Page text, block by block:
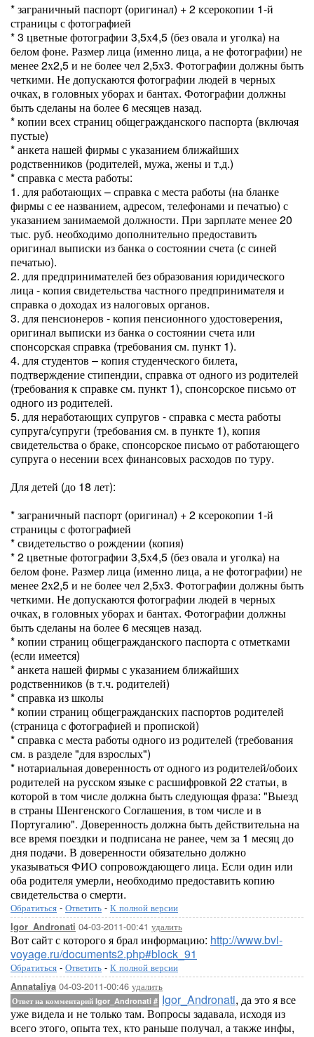
* заграничный паспорт (оригинал) + 2 ксерокопии 1-й
страницы с фотографией
* 3 цветные фотографии 3,5х4,5 (без овала и уголка) на
белом фоне. Размер лица (именно лица, а не фотографии) не
менее 2х2,5 и не более чел 2,5х3. Фотографии должны быть
четкими. Не допускаются фотографии людей в черных
очках, в головных уборах и бантах. Фотографии должны
быть сделаны на более 6 месяцев назад.
* копии всех страниц общегражданского паспорта (включая
пустые)
* анкета нашей фирмы с указанием ближайших
родственников (родителей, мужа, жены и т.д.)
* справка с места работы:
1. для работающих – справка с места работы (на бланке
фирмы с ее названием, адресом, телефонами и печатью) с
указанием занимаемой должности. При зарплате менее 20
тыс. руб. необходимо дополнительно предоставить
оригинал выписки из банка о состоянии счета (с синей
печатью).
2. для предпринимателей без образования юридического
лица - копия свидетельства частного предпринимателя и
справка о доходах из налоговых органов.
3. для пенсионеров - копия пенсионного удостоверения,
оригинал выписки из банка о состоянии счета или
спонсорская справка (требования см. пункт 1).
4. для студентов – копия студенческого билета,
подтверждение стипендии, справка от одного из родителей
(требования к справке см. пункт 1), спонсорское письмо от
одного из родителей.
5. для неработающих супругов - справка с места работы
супруга/супруги (требования см. в пункте 1), копия
свидетельства о браке, спонсорское письмо от работающего
супруга о несении всех финансовых расходов по туру.
Для детей (до 18 лет):
* заграничный паспорт (оригинал) + 2 ксерокопии 1-й
страницы с фотографией
* свидетельство о рождении (копия)
* 2 цветные фотографии 3,5х4,5 (без овала и уголка) на
белом фоне. Размер лица (именно лица, а не фотографии) не
менее 2х2,5 и не более чел 2,5х3. Фотографии должны быть
четкими. Не допускаются фотографии людей в черных
очках, в головных уборах и бантах. Фотографии должны
быть сделаны на более 6 месяцев назад.
* копии страниц общегражданского паспорта с отметками
(если имеется)
* анкета нашей фирмы с указанием ближайших
родственников (в т.ч. родителей)
* справка из школы
* копии страниц общегражданских паспортов родителей
(страница с фотографией и пропиской)
* справка с места работы одного из родителей (требования
см. в разделе "для взрослых")
* нотариальная доверенность от одного из родителей/обоих
родителей на русском языке с расшифровкой 22 статьи, в
которой в том числе должна быть следующая фраза: "Выезд
в страны Шенгенского Соглашения, в том числе и в
Португалию". Доверенность должна быть действительна на
все время поездки и подписана не ранее, чем за 1 месяц до
дня подачи. В доверенности обязательно должно
указываться ФИО сопровождающего лица. Если один или
оба родителя умерли, необходимо предоставить копию
свидетельства о смерти.
Обратиться - Ответить - К полной версии
Igor_Andronati 04-03-2011-00:41 удалить
Вот сайт с которого я брал информацию: http://www.bvl-
voyage.ru/documents2.php#block_91
Обратиться - Ответить - К полной версии
Annataliya 04-03-2011-00:46 удалить
Ответ на комментарий Igor_Andronati # Igor_Andronati, да это я все
уже видела и не только там. Вопросы задавала, исходя из
всего этого, опыта тех, кто раньше получал, а также инфы,